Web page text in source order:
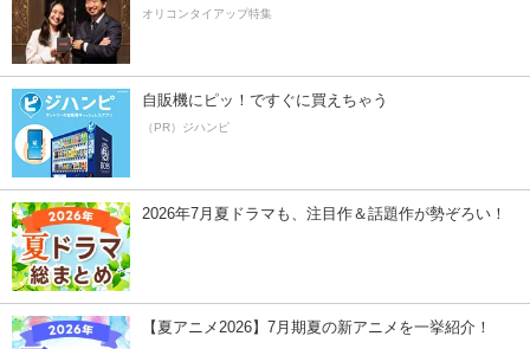
オリコンタイアップ特集
自販機にピッ！ですぐに買えちゃう
（PR）ジハンピ
2026年7月夏ドラマも、注目作＆話題作が勢ぞろい！
【夏アニメ2026】7月期夏の新アニメを一挙紹介！